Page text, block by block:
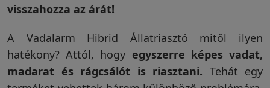
visszahozza az árát!
A Vadalarm Hibrid Állatriasztó mitől ilyen
hatékony? Attól, hogy egyszerre képes vadat,
madarat és rágcsálót is riasztani. Tehát egy